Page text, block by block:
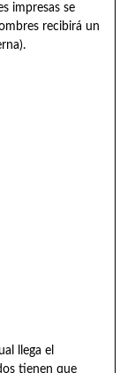
impresas se
recibirá un
llega el
tienen que